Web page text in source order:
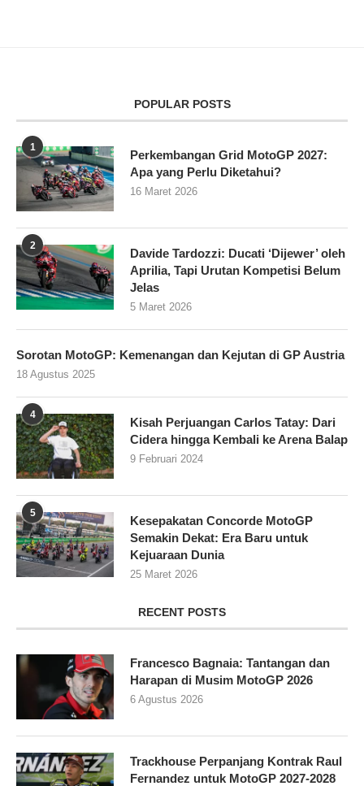
POPULAR POSTS
1
Perkembangan Grid MotoGP 2027:
Apa yang Perlu Diketahui?
16 Maret 2026
2
Davide Tardozzi: Ducati ‘Dijewer’ oleh
Aprilia, Tapi Urutan Kompetisi Belum
Jelas
5 Maret 2026
Sorotan MotoGP: Kemenangan dan Kejutan di GP Austria
18 Agustus 2025
4
Kisah Perjuangan Carlos Tatay: Dari
Cidera hingga Kembali ke Arena Balap
9 Februari 2024
5
Kesepakatan Concorde MotoGP
Semakin Dekat: Era Baru untuk
Kejuaraan Dunia
25 Maret 2026
RECENT POSTS
Francesco Bagnaia: Tantangan dan
Harapan di Musim MotoGP 2026
6 Agustus 2026
Trackhouse Perpanjang Kontrak Raul
Fernandez untuk MotoGP 2027-2028